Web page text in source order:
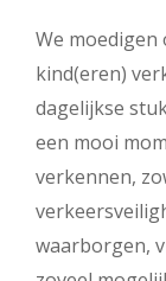
We moedigen
kind(eren)
dagelijkse
een mooi
verkennen,
waarborgen,